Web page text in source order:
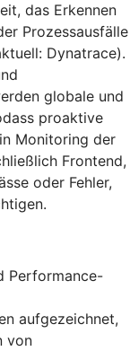
das Erkennen
Prozessausfälle
Dynatrace).
globale und
proaktive
Monitoring der
Frontend,
oder Fehler,
Performance-
aufgezeichnet,
von